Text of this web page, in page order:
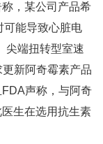
，某公司产品希
可能导致心脏电
尖端扭转型室速
新阿奇霉素产品
声称，与阿奇
生在选用抗生素